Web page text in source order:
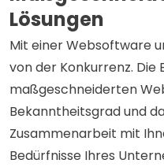
Lösungen
Mit einer Websoftware
von der Konkurrenz. Die
maßgeschneiderten
Bekanntheitsgrad und
Zusammenarbeit mit
Bedürfnisse Ihres